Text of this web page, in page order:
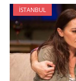
İSTANBUL